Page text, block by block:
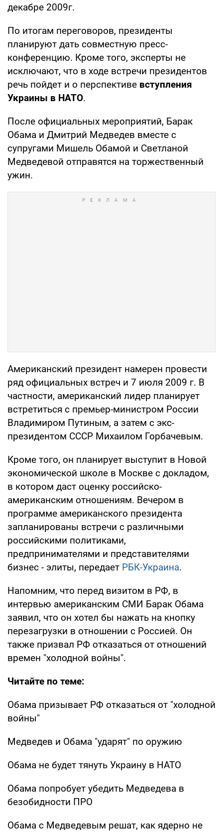
декабре 2009г.
По итогам переговоров, президенты
планируют дать совместную пресс-
конференцию. Кроме того, эксперты не
исключают, что в ходе встречи президентов
речь пойдет и о перспективе вступления
Украины в НАТО.
После официальных мероприятий, Барак
Обама и Дмитрий Медведев вместе с
супругами Мишель Обамой и Светланой
Медведевой отправятся на торжественный
ужин.
Американский президент намерен провести
ряд официальных встреч и 7 июля 2009 г. В
частности, американский лидер планирует
встретиться с премьер-министром России
Владимиром Путиным, а затем с экс-
президентом СССР Михаилом Горбачевым.
Кроме того, он планирует выступит в Новой
экономической школе в Москве с докладом,
в котором даст оценку российско-
американским отношениям. Вечером в
программе американского президента
запланированы встречи с различными
российскими политиками,
предпринимателями и представителями
бизнес - элиты, передает РБК-Украина.
Напомним, что перед визитом в РФ, в
интервью американским СМИ Барак Обама
заявил, что он хотел бы нажать на кнопку
перезагрузки в отношении с Россией. Он
также призвал РФ отказаться от отношений
времен "холодной войны".
Читайте по теме:
Обама призывает РФ отказаться от "холодной
войны"
Медведев и Обама "ударят" по оружию
Обама не будет тянуть Украину в НАТО
Обама попробует убедить Медведева в
безобидности ПРО
Обама с Медведевым решат, как ядерно не